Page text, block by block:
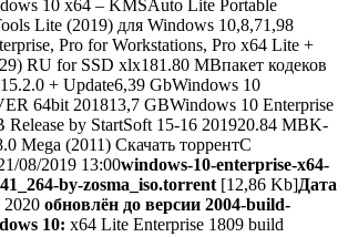
10 x64 – KMSAuto Lite Portable
Lite (2019) для Windows 10,8,71,98
Pro for Workstations, Pro x64 Lite +
RU for SSD xlx181.80 MBпакет кодеков
+ Update6,39 GbWindows 10
64bit 201813,7 GBWindows 10 Enterprise
by StartSoft 15-16 201920.84 MBK-
Mega (2011) Скачать торрентС
08/2019 13:00windows-10-enterprise-x64-
by-zosma_iso.torrent [12,86 Kb]Дата
2020 обновлён до версии 2004-build-
10: x64 Lite Enterprise 1809 build